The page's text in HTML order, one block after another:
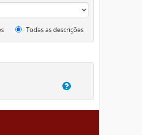
Todas as descrições